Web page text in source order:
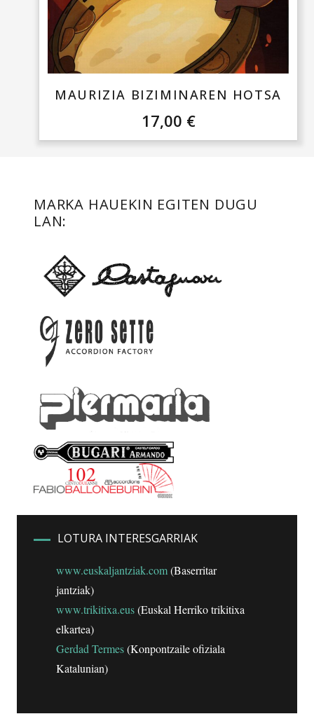
MAURIZIA BIZIMINAREN HOTSA
17,00 €
MARKA HAUEKIN EGITEN DUGU
LAN:
LOTURA INTERESGARRIAK
www.euskaljantziak.com(Baserritar
jantziak)
www.trikitixa.eus(Euskal Herriko trikitixa
elkartea)
Gerdad Termes(Konpontzaile ofiziala
Katalunian)